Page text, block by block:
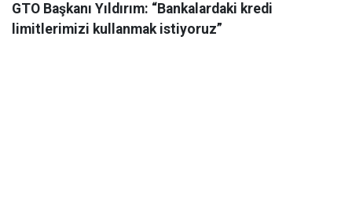
GTO Başkanı Yıldırım: “Bankalardaki kredi
limitlerimizi kullanmak istiyoruz”